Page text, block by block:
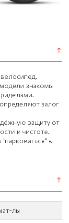
знакомы
залог
защиту от
и чистоте.
в
лы